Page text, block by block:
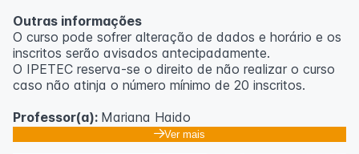
Outras informações
O curso pode sofrer alteração de dados e horário e os
inscritos serão avisados ​​antecipadamente.
O IPETEC reserva-se o direito de não realizar o curso
caso não atinja o número mínimo de 20 inscritos.
Professor(a): Mariana Haido
Ver mais